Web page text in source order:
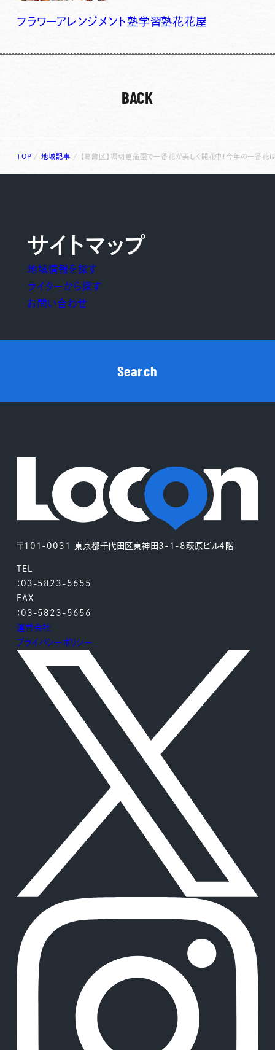
フラワーアレンジメント塾学習塾花花屋
BACK
TOP /地域記事 / 【葛飾区】堀切菖蒲園で一番花が美しく開花中！今年の一番花
〒101-0031 東京都千代田区東神田3-1-8萩原ビル4階
TEL
：03-5823-5655
FAX
：03-5823-5656
運営会社
プライバシーポリシー
サイトマップ
地域情報を探す
ライターから探す
お問い合わせ
Search